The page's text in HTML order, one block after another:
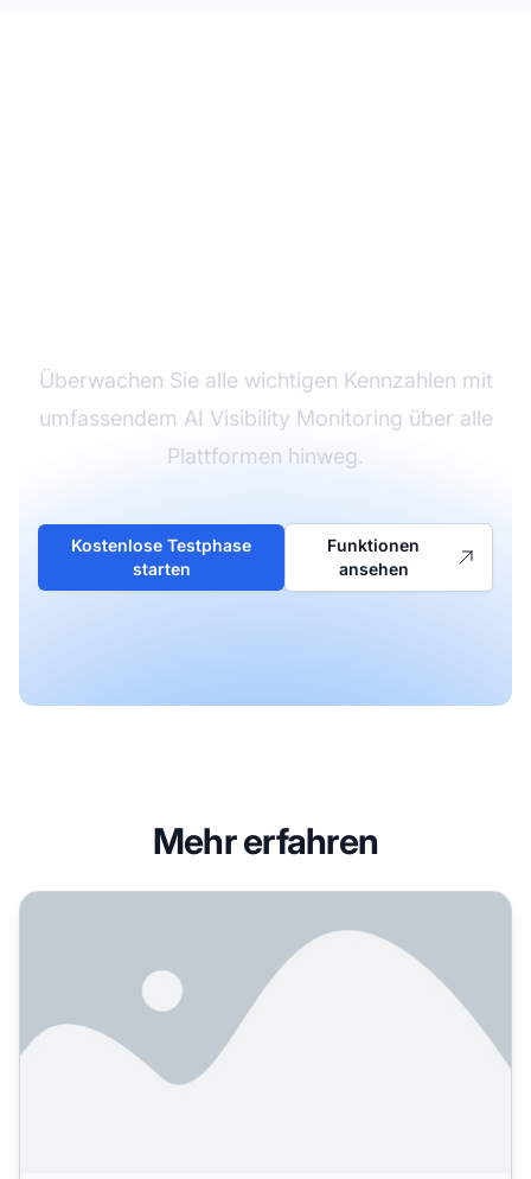
Überwachen Sie alle wichtigen Kennzahlen mit
umfassendem AI Visibility Monitoring über alle
Plattformen hinweg.
Kostenlose Testphase
starten
Funktionen
ansehen
Mehr erfahren
AI-Visibility-Report: Wesentliche Komponenten und